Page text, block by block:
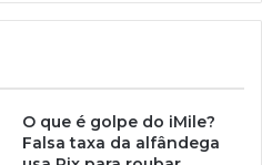
O que é golpe do iMile?
Falsa taxa da alfândega